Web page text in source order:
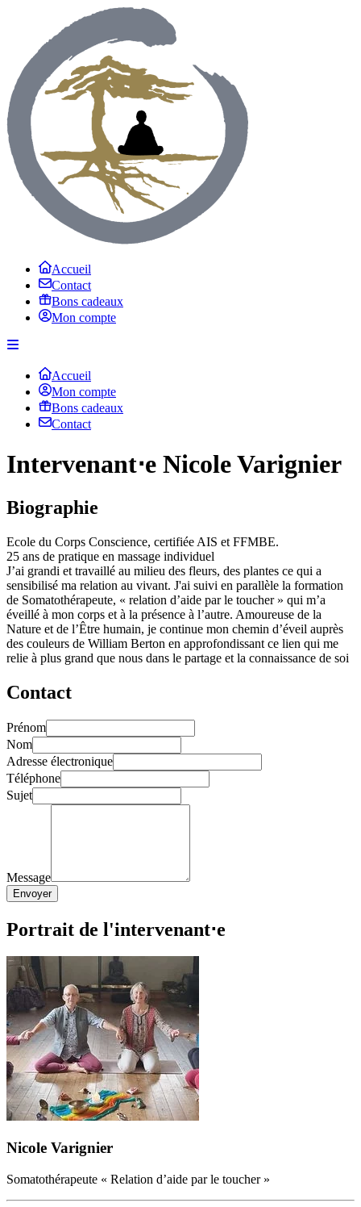
Accueil
Contact
Bons cadeaux
Mon compte
Accueil
Mon compte
Bons cadeaux
Contact
Intervenant⋅e Nicole Varignier
Biographie
Ecole du Corps Conscience, certifiée AIS et FFMBE.
25 ans de pratique en massage individuel
J’ai grandi et travaillé au milieu des fleurs, des plantes ce qui a
sensibilisé ma relation au vivant. J'ai suivi en parallèle la formation
de Somatothérapeute, « relation d’aide par le toucher » qui m’a
éveillé à mon corps et à la présence à l’autre. Amoureuse de la
Nature et de l’Être humain, je continue mon chemin d’éveil auprès
des couleurs de William Berton en approfondissant ce lien qui me
relie à plus grand que nous dans le partage et la connaissance de soi
Contact
Prénom
Nom
Adresse électronique
Téléphone
Sujet
Message
Envoyer
Portrait de l'intervenant⋅e
Nicole Varignier
Somatothérapeute « Relation d’aide par le toucher »